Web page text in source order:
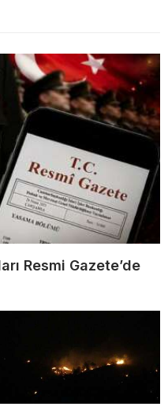
Resmi Gazete’de